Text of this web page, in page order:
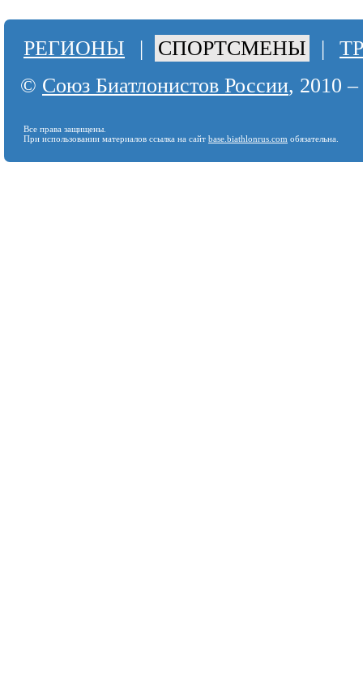
РЕГИОНЫ | СПОРТСМЕНЫ |
© Союз Биатлонистов России, 2010
Все права защищены.
При использовании материалов ссылка на сайт base.biathlonrus.com обязательна.